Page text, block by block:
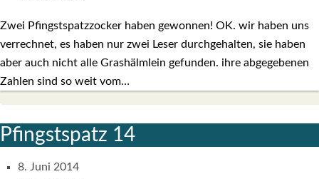
Zwei Pfingst­spatz­zo­cker haben gewon­nen! OK. wir haben uns
ver­rech­net, es haben nur zwei Leser durch­ge­hal­ten, sie haben
aber auch nicht alle Gras­hälm­lein gefun­den. ihre abge­ge­be­nen
Zah­len sind so weit vom…
Pfingst­spatz 14
8. Juni 2014